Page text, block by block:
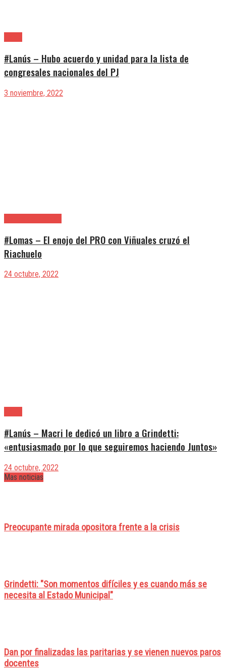
#Lanús – Hubo acuerdo y unidad para la lista de
congresales nacionales del PJ
3 noviembre, 2022
#Lomas – El enojo del PRO con Viñuales cruzó el
Riachuelo
24 octubre, 2022
#Lanús – Macri le dedicó un libro a Grindetti:
«entusiasmado por lo que seguiremos haciendo Juntos»
24 octubre, 2022
Mas noticias
Preocupante mirada opositora frente a la crisis
Grindetti: "Son momentos difíciles y es cuando más se
necesita al Estado Municipal"
Dan por finalizadas las paritarias y se vienen nuevos paros
docentes